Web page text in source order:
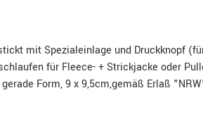
mit Spezialeinlage und Druckknopf
für Fleece- + Strickjacke oder
Form, 9 x 9,5cm,gemäß Erlaß